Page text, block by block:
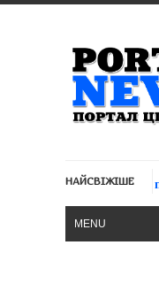
НАЙСВІЖІШЕ
АТО на «передовій» під
MENU